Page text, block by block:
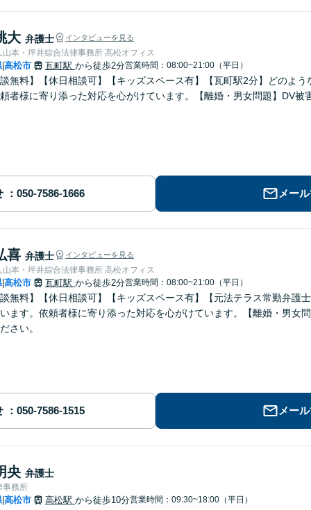
大 弁護士 インタビューを見る
弁護士法人山本・坪井綜合法律事務所 高松オフィス
|高松市 瓦町駅 から徒歩2分営業時間：08:00~21:00（平日）
無料】【休日相談可】【キッズスペース有】【瓦町駅2分】どのよ
者様に寄り添った対応を心がけています。【離婚・男女問題】DV被
メー
喜 弁護士 インタビューを見る
弁護士法人山本・坪井綜合法律事務所 高松オフィス
|高松市 瓦町駅 から徒歩2分営業時間：08:00~21:00（平日）
無料】【休日相談可】【キッズスペース有】【元法テラス常勤弁護
ます。依頼者様に寄り添った対応を心がけています。【離婚・男女
さい。
メー
央 弁護士
事務所
|高松市 高松駅 から徒歩10分営業時間：09:30~18:00（平日）